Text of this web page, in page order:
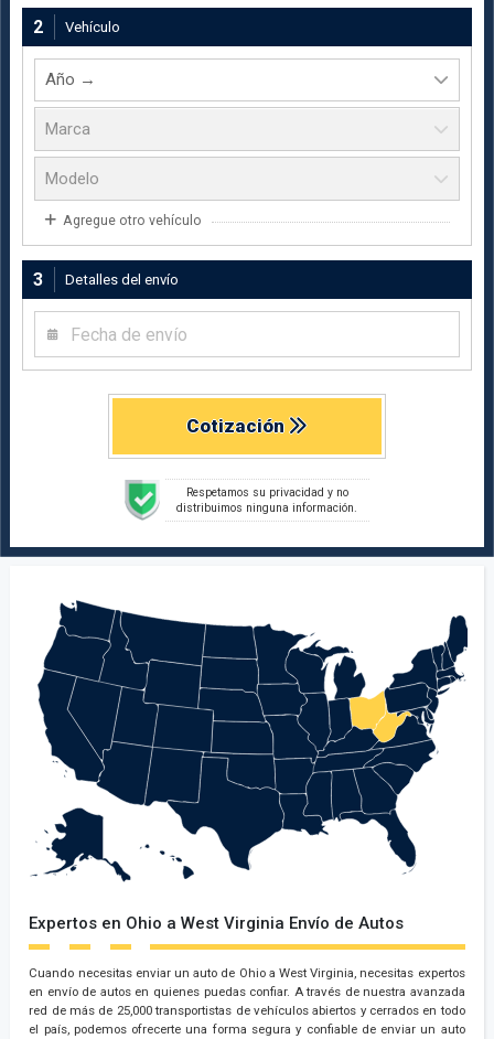
2 Vehículo
Agregue otro vehículo
3 Detalles del envío
Cotización
Respetamos su privacidad y no
distribuimos ninguna información.
Expertos en Ohio a West Virginia Envío de Autos
Cuando necesitas enviar un auto de Ohio a West Virginia, necesitas expertos
en envío de autos en quienes puedas confiar. A través de nuestra avanzada
red de más de 25,000 transportistas de vehículos abiertos y cerrados en todo
el país, podemos ofrecerte una forma segura y confiable de enviar un auto